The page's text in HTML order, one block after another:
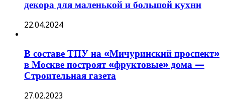
декора для маленькой и большой кухни
22.04.2024
В составе ТПУ на «Мичуринский проспект»
в Москве построят «фруктовые» дома —
Строительная газета
27.02.2023